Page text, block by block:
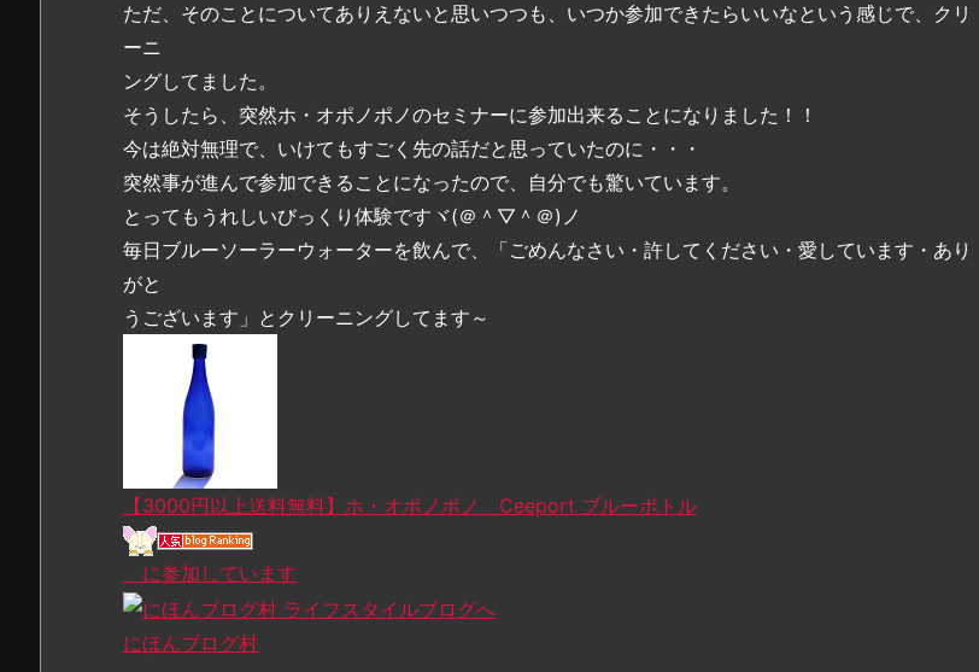
ただ、そのことについてありえないと思いつつも、いつか参加できたらいいなという感じで、クリ
ーニ
ングしてました。
そうしたら、突然ホ・オポノポノのセミナーに参加出来ることになりました！！
今は絶対無理で、いけてもすごく先の話だと思っていたのに・・・
突然事が進んで参加できることになったので、自分でも驚いています。
とってもうれしいびっくり体験ですヾ(＠＾▽＾＠)ノ
毎日ブルーソーラーウォーターを飲んで、「ごめんなさい・許してください・愛しています・あり
がと
うございます」とクリーニングしてます～
【3000円以上送料無料】ホ・オポノポノ Ceeport ブルーボトル
に参加しています
にほんブログ村